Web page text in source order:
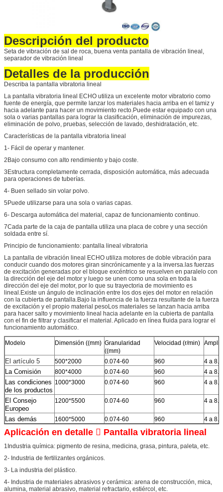
Descripción del producto
Seta de vibración de sal de roca, buena venta pantalla de vibración lineal,
separador de vibración lineal
Detalles de la producción
Describa la pantalla vibratoria lineal
La pantalla vibratoria lineal ECHO utiliza un excelente motor vibratorio como
fuente de energía, que permite lanzar los materiales hacia arriba en el tamiz y
hacia adelante para hacer un movimiento recto.Puede estar equipado con una
sola o varias pantallas para lograr la clasificación, eliminación de impurezas,
eliminación de polvo, pruebas, selección de lavado, deshidratación, etc.
Características de la pantalla vibratoria lineal
1- Fácil de operar y mantener.
2Bajo consumo con alto rendimiento y bajo coste.
3Estructura completamente cerrada, disposición automática, más adecuada
para operaciones de tuberías.
4- Buen sellado sin volar polvo.
5Puede utilizarse para una sola o varias capas.
6- Descarga automática del material, capaz de funcionamiento continuo.
7Cada parte de la caja de pantalla utiliza una placa de cobre y una sección
soldada entre sí.
Principio de funcionamiento: pantalla lineal vibratoria
La pantalla de vibración lineal ECHO utiliza motores de doble vibración para
conducir cuando dos motores giran sincrónicamente y a la inversa.las fuerzas
de excitación generadas por el bloque excéntrico se resuelven en paralelo con
la dirección del eje del motor y luego se unen como una sola en toda la
dirección del eje del motor, por lo que su trayectoria de movimiento es
lineal.Existe un ángulo de inclinación entre los dos ejes del motor en relación
con la cubierta de pantalla.Bajo la influencia de la fuerza resultante de la fuerza
de excitación y el propio material pesoLos materiales se lanzan hacia arriba
para hacer salto y movimiento lineal hacia adelante en la cubierta de pantalla
con el fin de filtrar y clasificar el material. Aplicado en línea fluida para lograr el
funcionamiento automático.
Modelo Dimensión ((mm) Granularidad
((mm)
Velocidad (r/min)
El artículo 5 500*2000 0.074-60 960 4 a 8.
La Comisión 800*4000 0.074-60 960 4 a 8.
Las condiciones
de los productos
1000*3000 0.074-60 960 4 a 8.
El Consejo
Europeo
1200*5500 0.074-60 960 4 a 8.
Las demás 1600*5000 0.074-60 960 4 a 8.
Aplicación en detalle  Pantalla vibratoria lineal
1Industria química: pigmento de resina, medicina, grasa, pintura, paleta, etc.
2- Industria de fertilizantes orgánicos.
3- La industria del plástico.
4- Industria de materiales abrasivos y cerámica: arena de construcción, mica,
alumina, material abrasivo, material refractario, estiércol, etc.